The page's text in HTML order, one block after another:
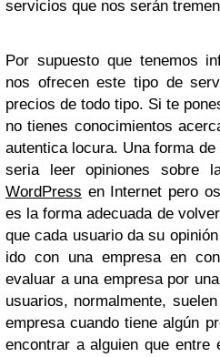
servicios que nos serán
Por supuesto que tenemos
nos ofrecen este tipo de
precios de todo tipo. Si te
no tienes conocimientos
autentica locura. Una forma
seria leer opiniones sobre
WordPress en Internet pero
es la forma adecuada de
que cada usuario da su
ido con una empresa en
evaluar a una empresa por
usuarios, normalmente,
empresa cuando tiene algún
encontrar a alguien que